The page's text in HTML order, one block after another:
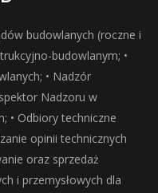
budowlanych (roczne i
budowlanym; •
• Nadzór
Nadzoru w
• Odbiory techniczne
opinii technicznych
oraz sprzedaż
i przemysłowych dla